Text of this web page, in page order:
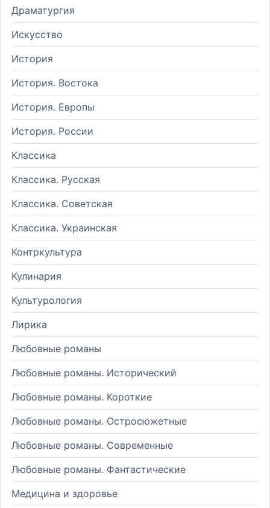
Драматургия
Искусство
История
История. Востока
История. Европы
История. России
Классика
Классика. Русская
Классика. Советская
Классика. Украинская
Контркультура
Кулинария
Культурология
Лирика
Любовные романы
Любовные романы. Исторический
Любовные романы. Короткие
Любовные романы. Остросюжетные
Любовные романы. Современные
Любовные романы. Фантастические
Медицина и здоровье